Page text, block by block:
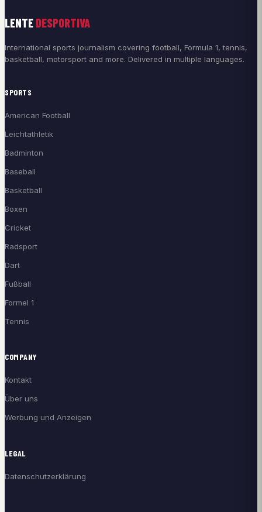
LENTE DESPORTIVA
International sports journalism covering football, Formula 1, tennis,
basketball, motorsport and more. Delivered in multiple languages.
SPORTS
American Football
Leichtathletik
Badminton
Baseball
Basketball
Boxen
Cricket
Radsport
Dart
Fußball
Formel 1
Tennis
COMPANY
Kontakt
Über uns
Werbung und Anzeigen
LEGAL
Datenschutzerklärung